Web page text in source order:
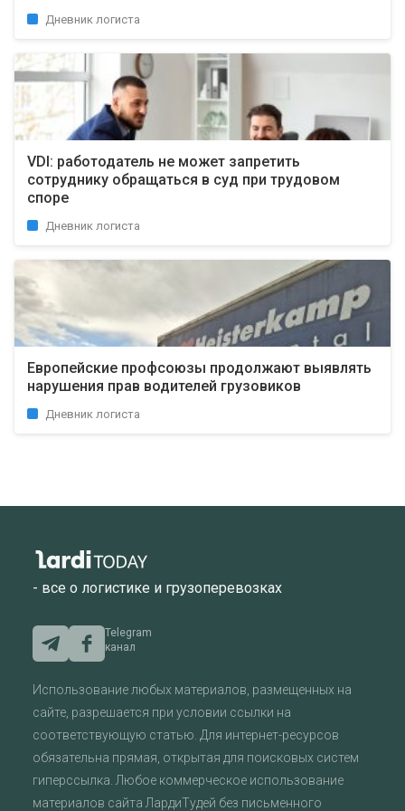
Дневник логиста
VDI: работодатель не может запретить
сотруднику обращаться в суд при трудовом
споре
Дневник логиста
Европейские профсоюзы продолжают выявлять
нарушения прав водителей грузовиков
Дневник логиста
- все о логистике и грузоперевозках
Telegram
канал
Использование любых материалов, размещенных на
сайте, разрешается при условии ссылки на
соответствующую статью. Для интернет-ресурсов
обязательна прямая, открытая для поисковых систем
гиперссылка. Любое коммерческое использование
материалов сайта ЛардиТудей без письменного